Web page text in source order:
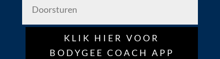
KLIK HIER VOOR
BODYGEE COACH APP